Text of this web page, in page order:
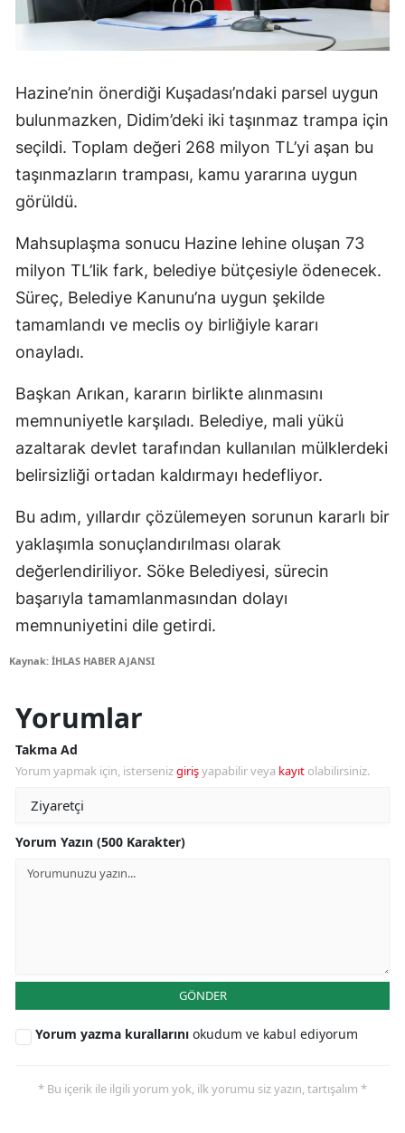
Hazine’nin önerdiği Kuşadası’ndaki parsel uygun
bulunmazken, Didim’deki iki taşınmaz trampa için
seçildi. Toplam değeri 268 milyon TL’yi aşan bu
taşınmazların trampası, kamu yararına uygun
görüldü.
Mahsuplaşma sonucu Hazine lehine oluşan 73
milyon TL’lik fark, belediye bütçesiyle ödenecek.
Süreç, Belediye Kanunu’na uygun şekilde
tamamlandı ve meclis oy birliğiyle kararı
onayladı.
Başkan Arıkan, kararın birlikte alınmasını
memnuniyetle karşıladı. Belediye, mali yükü
azaltarak devlet tarafından kullanılan mülklerdeki
belirsizliği ortadan kaldırmayı hedefliyor.
Bu adım, yıllardır çözülemeyen sorunun kararlı bir
yaklaşımla sonuçlandırılması olarak
değerlendiriliyor. Söke Belediyesi, sürecin
başarıyla tamamlanmasından dolayı
memnuniyetini dile getirdi.
Kaynak: İHLAS HABER AJANSI
Yorumlar
Takma Ad
Yorum yapmak için, istersenizgirişyapabilir veya kayıt olabilirsiniz.
Yorum Yazın (500 Karakter)
GÖNDER
Yorum yazma kurallarını okudum ve kabul ediyorum
* Bu içerik ile ilgili yorum yok, ilk yorumu siz yazın, tartışalım *